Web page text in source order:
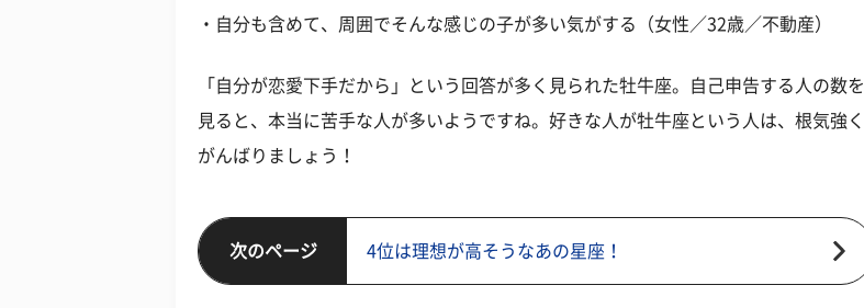
・自分も含めて、周囲でそんな感じの子が多い気がする（女性／32歳／不動産）
「自分が恋愛下手だから」という回答が多く見られた牡牛座。自己申告する人の数を
見ると、本当に苦手な人が多いようですね。好きな人が牡牛座という人は、根気強く
がんばりましょう！
次のページ 4位は理想が高そうなあの星座！